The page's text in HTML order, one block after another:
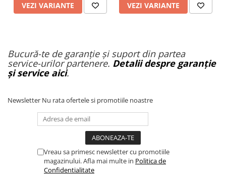
VEZI VARIANTE VEZI VARIANTE
Bucură-te de garanție și suport din partea
service-urilor partenere. Detalii despre garanție
și service aici.
Newsletter Nu rata ofertele si promotiile noastre
Vreau sa primesc newsletter cu promotiile
magazinului. Afla mai multe in Politica de
Confidentialitate